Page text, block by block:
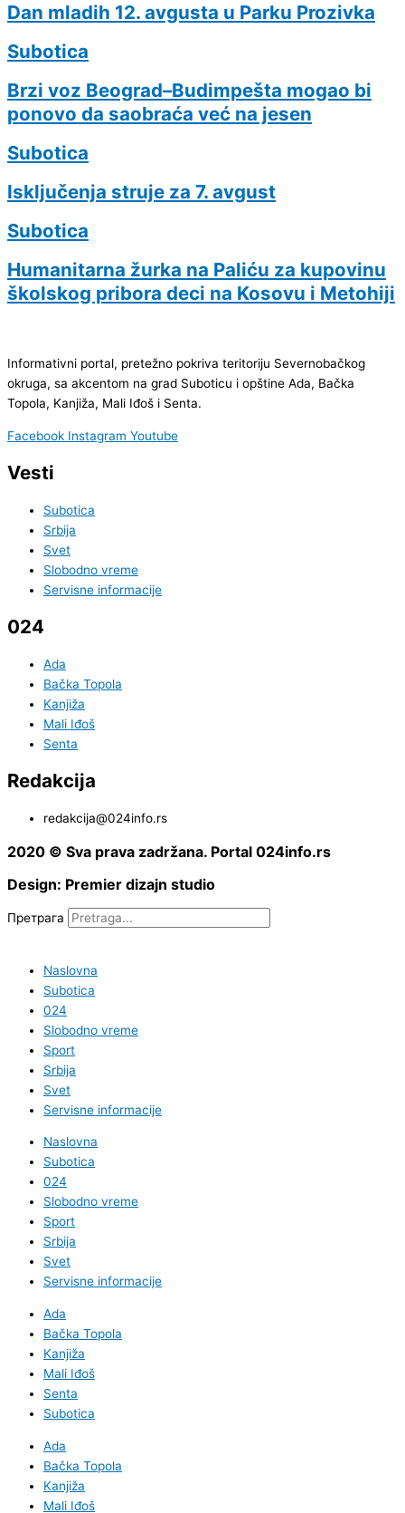
Dan mladih 12. avgusta u Parku Prozivka
Subotica
Brzi voz Beograd–Budimpešta mogao bi
ponovo da saobraća već na jesen
Subotica
Isključenja struje za 7. avgust
Subotica
Humanitarna žurka na Paliću za kupovinu
školskog pribora deci na Kosovu i Metohiji
Informativni portal, pretežno pokriva teritoriju Severnobačkog
okruga, sa akcentom na grad Suboticu i opštine Ada, Bačka
Topola, Kanjiža, Mali Iđoš i Senta.
Facebook Instagram Youtube
Vesti
Subotica
Srbija
Svet
Slobodno vreme
Servisne informacije
024
Ada
Bačka Topola
Kanjiža
Mali Iđoš
Senta
Redakcija
redakcija@024info.rs
2020 © Sva prava zadržana. Portal 024info.rs
Design: Premier dizajn studio
Претрага
Naslovna
Subotica
024
Slobodno vreme
Sport
Srbija
Svet
Servisne informacije
Naslovna
Subotica
024
Slobodno vreme
Sport
Srbija
Svet
Servisne informacije
Ada
Bačka Topola
Kanjiža
Mali Iđoš
Senta
Subotica
Ada
Bačka Topola
Kanjiža
Mali Iđoš